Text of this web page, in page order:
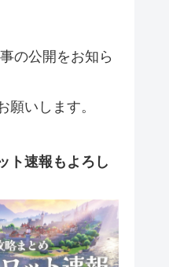
の公開をお知ら
願いします。
ト速報もよろし